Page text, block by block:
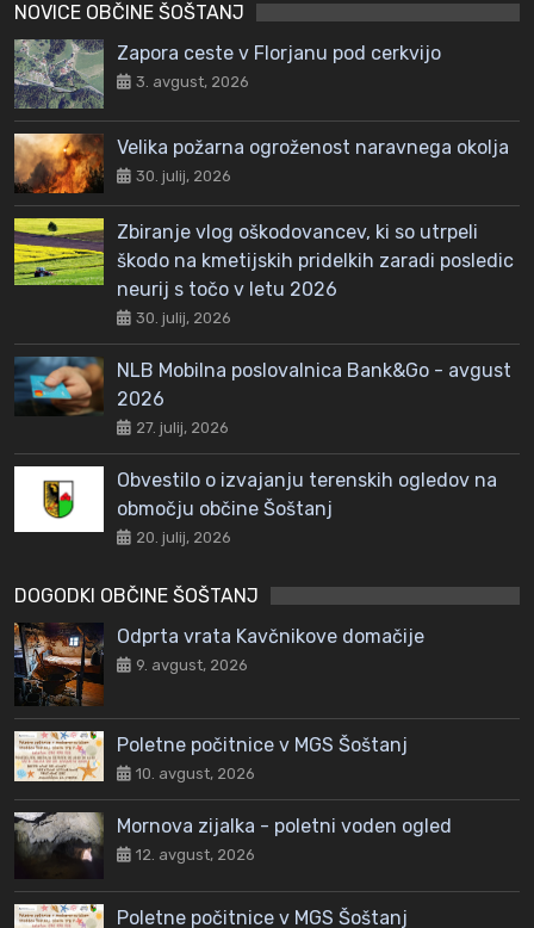
NOVICE OBČINE ŠOŠTANJ
Zapora ceste v Florjanu pod cerkvijo
3. avgust, 2026
Velika požarna ogroženost naravnega okolja
30. julij, 2026
Zbiranje vlog oškodovancev, ki so utrpeli
škodo na kmetijskih pridelkih zaradi posledic
neurij s točo v letu 2026
30. julij, 2026
NLB Mobilna poslovalnica Bank&Go - avgust
2026
27. julij, 2026
Obvestilo o izvajanju terenskih ogledov na
območju občine Šoštanj
20. julij, 2026
DOGODKI OBČINE ŠOŠTANJ
Odprta vrata Kavčnikove domačije
9. avgust, 2026
Poletne počitnice v MGS Šoštanj
10. avgust, 2026
Mornova zijalka - poletni voden ogled
12. avgust, 2026
Poletne počitnice v MGS Šoštanj